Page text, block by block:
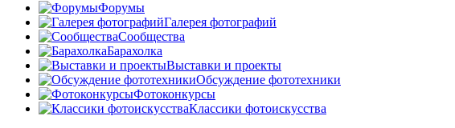
Форумы
Галерея фотографий
Сообщества
Барахолка
Выставки и проекты
Обсуждение фототехники
Фотоконкурсы
Классики фотоискусства